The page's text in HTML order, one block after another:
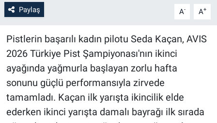
Paylaş A- A+
Pistlerin başarılı kadın pilotu Seda Kaçan, AVIS
2026 Türkiye Pist Şampiyonası'nın ikinci
ayağında yağmurla başlayan zorlu hafta
sonunu güçlü performansıyla zirvede
tamamladı. Kaçan ilk yarışta ikincilik elde
ederken ikinci yarışta damalı bayrağı ilk sırada